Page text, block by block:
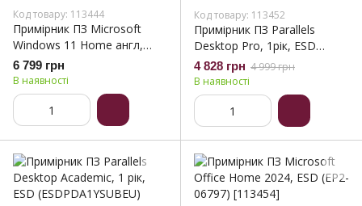
Код товару: 113444
Примірник ПЗ Microsoft
Windows 11 Home англ,
ОЕМ на DVD носії (KW9-
00632)
6 799 грн
В наявності
Код товару: 113452
Примірник ПЗ Parallels
Desktop Pro, 1рік, ESD
(ESDPDPRO1YSUBEU)
4 828 грн 4 999 грн
В наявності